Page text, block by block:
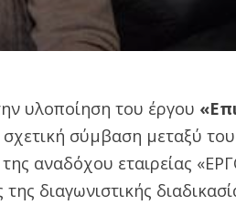
υλοποίηση του έργου
σύμβαση μεταξύ
της αναδόχου εταιρείας
διαγωνιστικής